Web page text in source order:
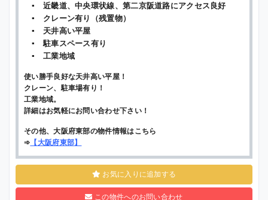
▪ 近畿道、中央環状線、第二京阪道路にアクセス良好
▪ クレーン有り（残置物）
▪ 天井高い平屋
▪ 駐車スペース有り
▪ 工業地域
使い勝手良好な天井高い平屋！
クレーン、駐車場有り！
工業地域。
詳細はお気軽にお問い合わせ下さい！
その他、大阪府東部の物件情報はこちら
➾ 【大阪府東部】
お気に入りに追加する
この物件へのお問い合わせ